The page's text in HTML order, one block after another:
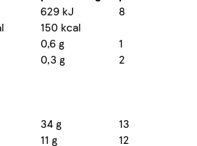
629 kJ
8
150 kcal
0,6 g
1
0,3 g 2
34 g
13
11 g
12